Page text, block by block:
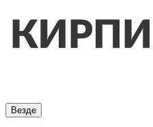
Везде